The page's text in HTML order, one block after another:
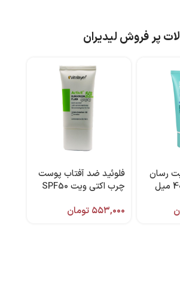
پر فروش لیدیران
رسان
رنگی بژ روشن 40 میل
فلوئید ضد آفتاب پوست
چرب اکتی ویت SPF50
۵۵۳,۰۰۰ تومان